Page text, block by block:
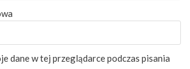
dane w tej przeglądarce podczas pisania